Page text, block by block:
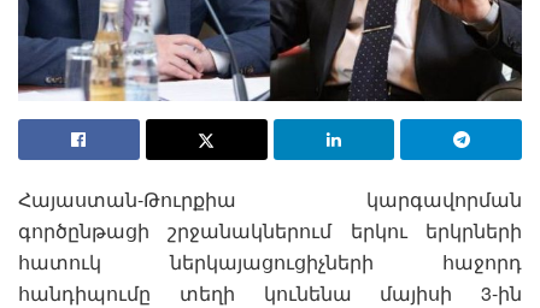
Հայաստան-Թուրքիա կարգավորման
գործընթացի շրջանակներում երկու երկրների
հատուկ ներկայացուցիչների հաջորդ
հանդիպումը տեղի կունենա մայիսի 3-ին